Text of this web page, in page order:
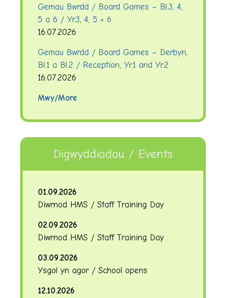
Gemau Bwrdd / Board Games – Bl.3, 4,
5 a 6 / Yr.3, 4, 5 + 6
16.07.2026
Gemau Bwrdd / Board Games – Derbyn,
Bl.1 a Bl.2 / Reception, Yr.1 and Yr.2
16.07.2026
Mwy/More
Digwyddiadau / Events
01.09.2026
Diwrnod HMS / Staff Training Day
02.09.2026
Diwrnod HMS / Staff Training Day
03.09.2026
Ysgol yn agor / School opens
12.10.2026